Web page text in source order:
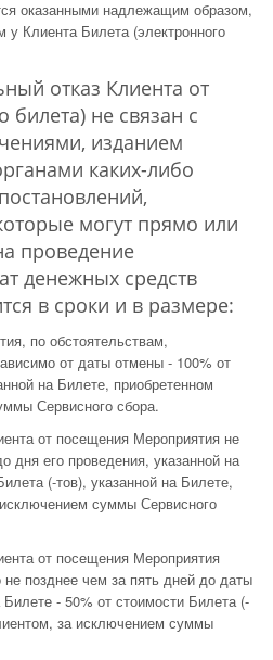
оказанными надлежащим образом,
у Клиента Билета (электронного
отказ Клиента от
билета) не связан с
изданием
каких-либо
могут прямо или
проведение
денежных средств
в сроки и в размере:
по обстоятельствам,
от даты отмены - 100% от
на Билете, приобретенном
Сервисного сбора.
от посещения Мероприятия не
дня его проведения, указанной на
(-тов), указанной на Билете,
суммы Сервисного
от посещения Мероприятия
позднее чем за пять дней до даты
- 50% от стоимости Билета (-
за исключением суммы